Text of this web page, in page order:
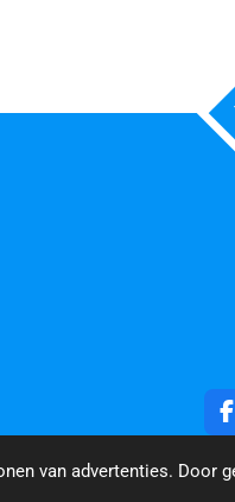
van advertenties. Door
F
a
c
e